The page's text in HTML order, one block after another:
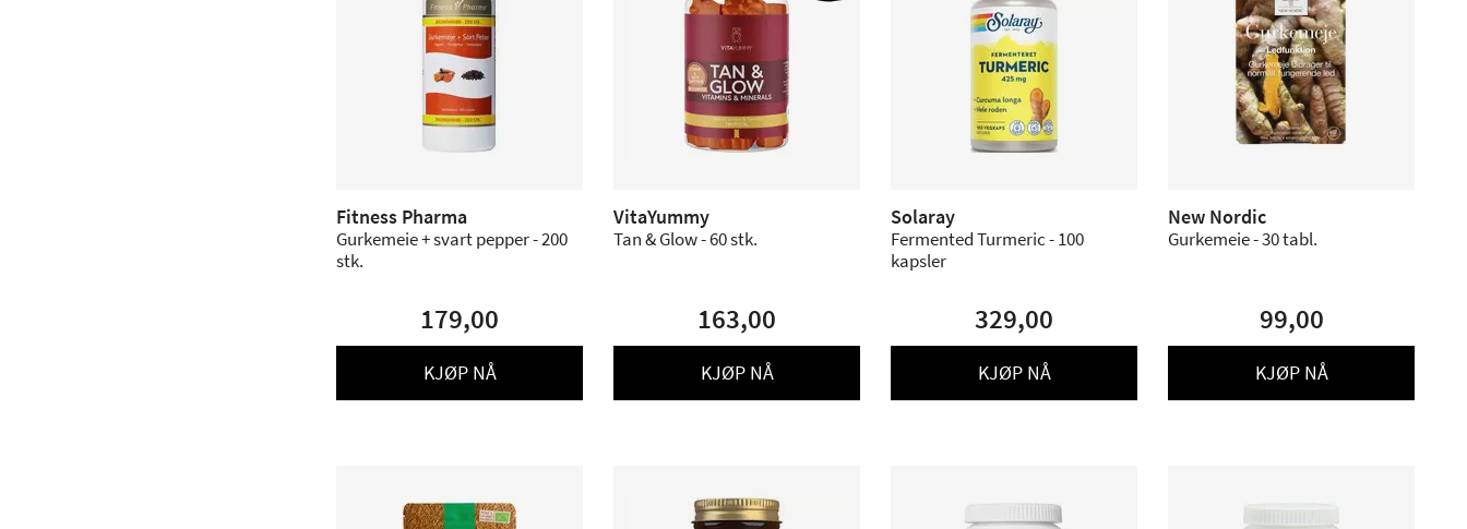
Fitness Pharma
Gurkemeie + svart pepper - 200
stk.
179,00
KJØP NÅ
VitaYummy
Tan & Glow - 60 stk.
163,00
KJØP NÅ
Solaray
Fermented Turmeric - 100
kapsler
329,00
KJØP NÅ
New Nordic
Gurkemeie - 30 tabl.
99,00
KJØP NÅ